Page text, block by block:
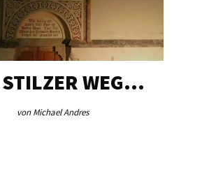
STILZER WEG…
von Michael Andres